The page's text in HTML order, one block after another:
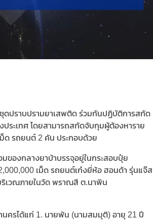
ดปราบปรามยาเสพติด ร่วมกันปฏิบัติการสกัด
ระเทศ โดยสามารถสกัดจับกุมผู้ต้องหาราย
ด รถยนต์ 2 คัน ประกอบด้วย
ของกลางยาบ้าบรรจุอยู่ในกระสอบปุ๋ย
เม็ด รถยนต์เก๋งยี่ห้อ ฮอนด้า รุ่นแจ๊ส
ริเวณภายในวัด พราณสี ต.นาพิน
นครได้แก่ 1. นายพัน (นามสมมุติ) อายุ 21 ปี